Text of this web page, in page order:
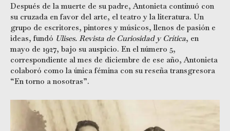
Después de la muerte de su padre, Antonieta continuó con
su cruzada en favor del arte, el teatro y la literatura. Un
grupo de escritores, pintores y músicos, llenos de pasión e
ideas, fundó Ulises. Revista de Curiosidad y Crítica, en
mayo de 1927, bajo su auspicio. En el número 5,
correspondiente al mes de diciembre de ese año, Antonieta
colaboró como la única fémina con su reseña transgresora
“En torno a nosotras”.